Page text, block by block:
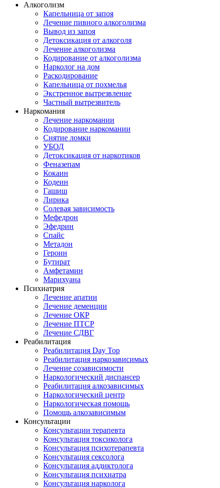
Алкоголизм
Капельница от запоя
Лечение пивного алкоголизма
Вывод из запоя
Детоксикация от алкоголя
Лечение алкоголизма
Кодирование от алкоголизма
Нарколог на дом
Раскодирование
Капельница от похмелья
Экстренное вытрезвление
Частный вытрезвитель
Наркомания
Лечение наркомании
Кодирование наркомании
Снятие ломки
УБОД
Детоксикация от наркотиков
Феназепам
Кокаин
Кодеин
Гашиш
Лирика
Солевая зависимость
Мефедрон
Эфедрин
Спайс
Метадон
Героин
Бутират
Амфетамин
Марихуана
Психиатрия
Лечение апатии
Лечение деменции
Лечение ОКР
Лечение ПТСР
Лечение СДВГ
Реабилитация
Реабилитация Day Top
Реабилитация наркозависимых
Лечение созависимости
Наркологический диспансер
Реабилитация алкозависимых
Наркологический центр
Наркологическая помощь
Помощь алкозависимым
Консультации
Консультации терапевта
Консультация токсиколога
Консультация психотерапевта
Консультация сексолога
Консультация аддиктолога
Консультация психиатра
Консультация нарколога